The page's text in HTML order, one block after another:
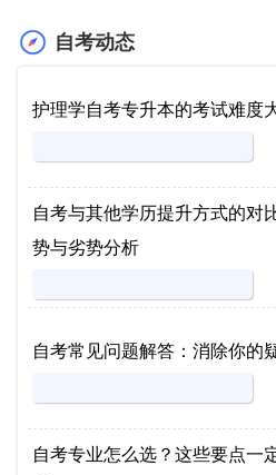
自考动态
护理学自考专升本的考试难度
自考与其他学历提升方式的对
势与劣势分析
自考常见问题解答：消除你的
自考专业怎么选？这些要点一